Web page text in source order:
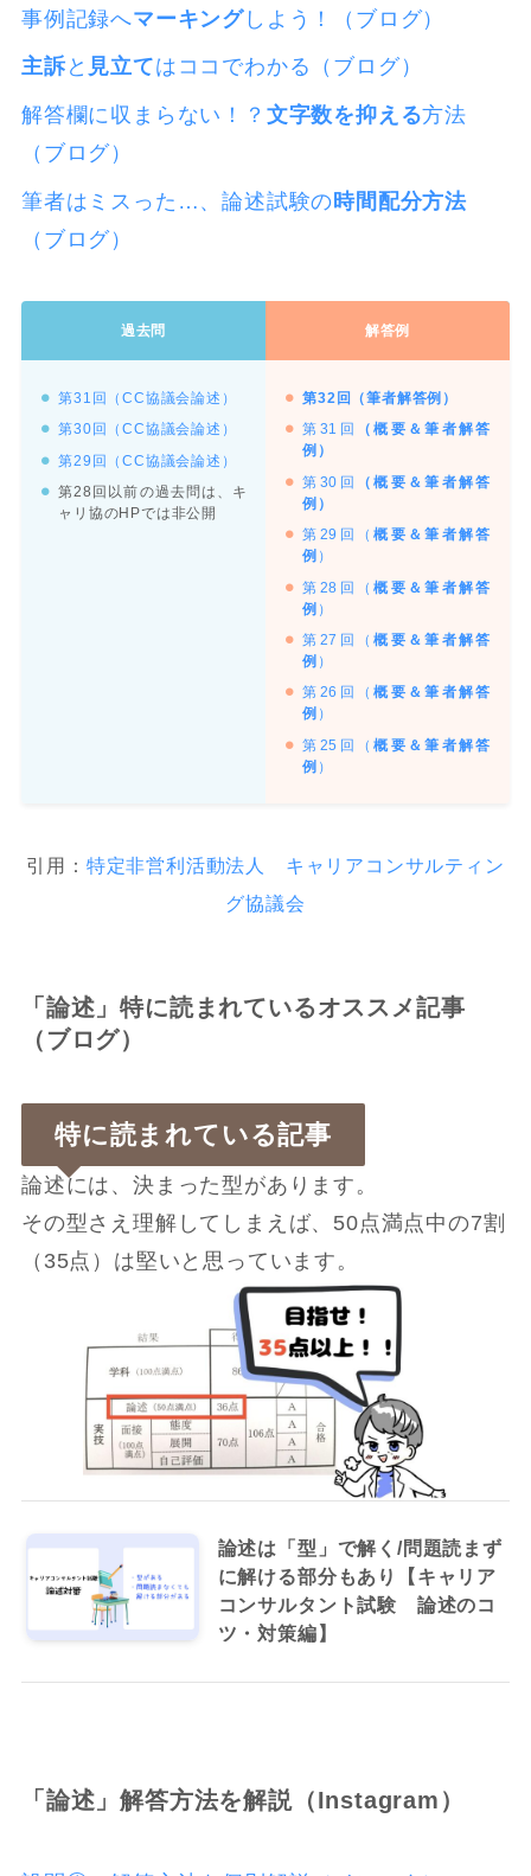
事例記録へマーキング しよう！（ブログ）
主訴 と 見立てはココでわかる（ブログ）
解答欄に収まらない！？ 文字数を抑える方法
（ブログ）
筆者はミスった…、論述試験の時間配分方法
（ブログ）
過去問 解答例
第31回（CC協議会論述）
第30回（CC協議会論述）
第29回（CC協議会論述）
第28回以前の過去問は、キ
ャリ協のHPでは非公開
第32回（筆者解答例）
第31回
（概要＆筆者解答
例）
第30回
（概要＆筆者解答
例）
第29回（概要＆筆者解答
例 ）
第28回（概要＆筆者解答
例 ）
第27回（概要＆筆者解答
例 ）
第26回（概要＆筆者解答
例 ）
第25回（概要＆筆者解答
例 ）
引用： 特定非営利活動法人 キャリアコンサルティン
グ協議会
「論述」特に読まれているオススメ記事
（ブログ）
特に読まれている記事
論述には、決まった型があります。
その型さえ理解してしまえば、50点満点中の7割
（35点）は堅いと思っています。
論述は「型」で解く/問題読まず
に解ける部分もあり【キャリア
コンサルタント試験 論述のコ
ツ・対策編】
「論述」解答方法を解説（Instagram）